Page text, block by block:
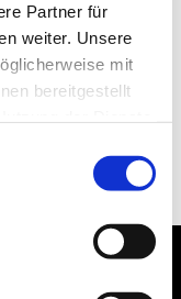
Partner für
weiter. Unsere
mit
bereitgestellt